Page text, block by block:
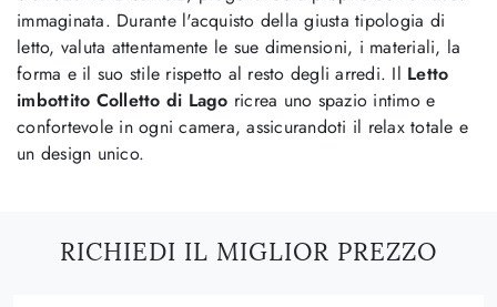
immaginata. Durante l'acquisto della giusta tipologia di
letto, valuta attentamente le sue dimensioni, i materiali, la
forma e il suo stile rispetto al resto degli arredi. Il Letto
imbottito Colletto di Lago ricrea uno spazio intimo e
confortevole in ogni camera, assicurandoti il relax totale e
un design unico.
RICHIEDI IL MIGLIOR PREZZO